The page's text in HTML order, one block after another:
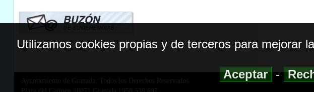
Ayuntamiento de Granada. Todos los Derechos Reservados.
Utilizamos cookies propias y de terceros para mejorar
Aceptar-